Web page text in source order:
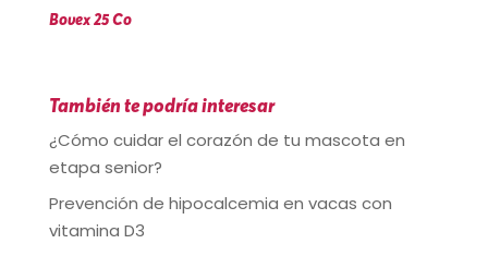
Bovex 25 Co
También te podría interesar
¿Cómo cuidar el corazón de tu mascota en
etapa senior?
Prevención de hipocalcemia en vacas con
vitamina D3